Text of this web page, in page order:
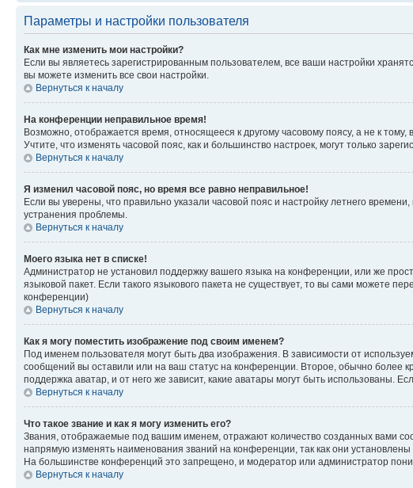
Параметры и настройки пользователя
Как мне изменить мои настройки?
Если вы являетесь зарегистрированным пользователем, все ваши настройки
вы можете изменить все свои настройки.
Вернуться к началу
На конференции неправильное время!
Возможно, отображается время, относящееся к другому часовому поясу, а не к
Учтите, что изменять часовой пояс, как и большинство настроек, могут только
Вернуться к началу
Я изменил часовой пояс, но время все равно неправильное!
Если вы уверены, что правильно указали часовой пояс и настройку летнего
устранения проблемы.
Вернуться к началу
Моего языка нет в списке!
Администратор не установил поддержку вашего языка на конференции, или же
языковой пакет. Если такого языкового пакета не существует, то вы сами можете
конференции)
Вернуться к началу
Как я могу поместить изображение под своим именем?
Под именем пользователя могут быть два изображения. В зависимости от
сообщений вы оставили или на ваш статус на конференции. Второе, обычно более
поддержка аватар, и от него же зависит, какие аватары могут быть использованы.
Вернуться к началу
Что такое звание и как я могу изменить его?
Звания, отображаемые под вашим именем, отражают количество созданных вами
напрямую изменять наименования званий на конференции, так как они
На большинстве конференций это запрещено, и модератор или администратор
Вернуться к началу